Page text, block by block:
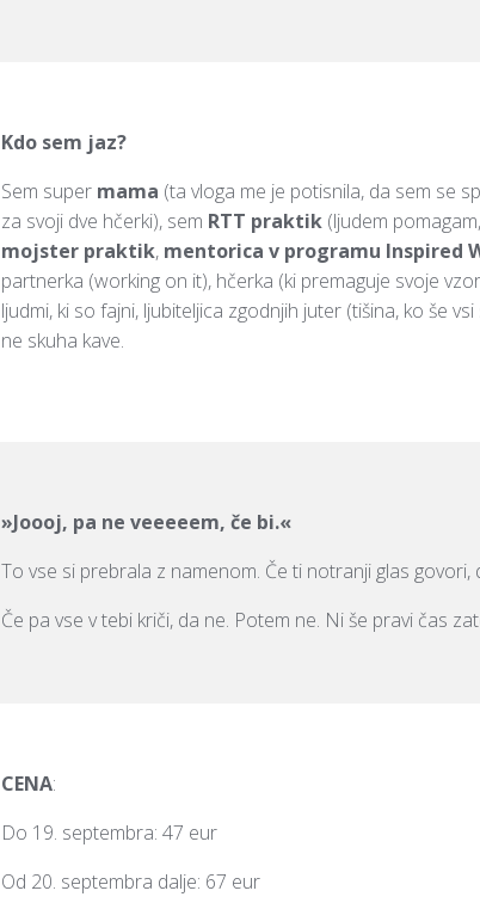
Kdo sem jaz?
Sem super mama (ta vloga me je potisnila, da sem se
za svoji dve hčerki), sem RTT praktik (ljudem
mojster praktik, mentorica v programu Inspired
partnerka (working on it), hčerka (ki premaguje svoje
ljudmi, ki so fajni, ljubiteljica zgodnjih juter (tišina, ko še
ne skuha kave.
»Joooj, pa ne veeeeem, če bi.«
To vse si prebrala z namenom. Če ti notranji glas
Če pa vse v tebi kriči, da ne. Potem ne. Ni še pravi čas
CENA:
Do 19. septembra: 47 eur
Od 20. septembra dalje: 67 eur